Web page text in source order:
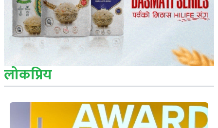
लोकप्रिय